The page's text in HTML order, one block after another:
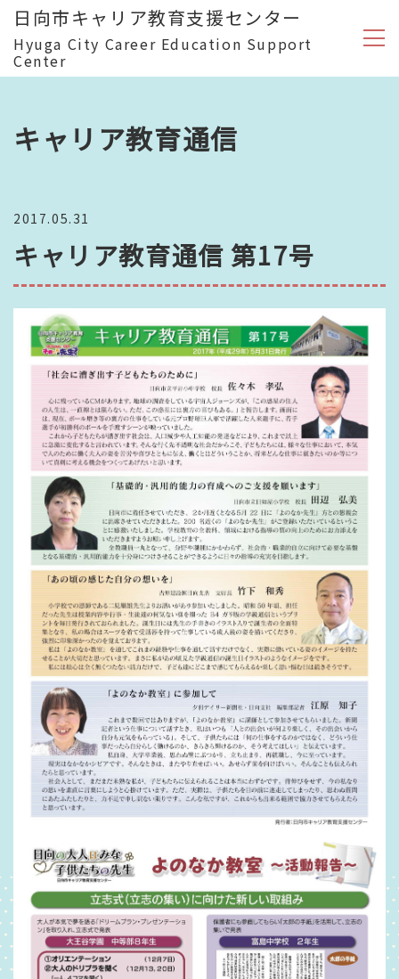
日向市キャリア教育支援センター
Hyuga City Career Education Support
Center
キャリア教育通信
2017.05.31
キャリア教育通信 第17号